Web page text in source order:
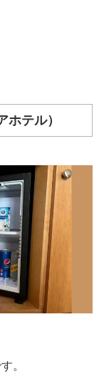
テル）
。